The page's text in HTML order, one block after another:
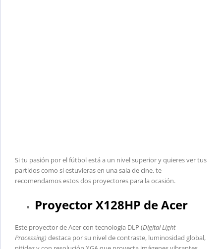
Si tu pasión por el fútbol está a un nivel superior y quieres ver tus
partidos como si estuvieras en una sala de cine, te
recomendamos estos dos proyectores para la ocasión.
Proyector X128HP de Acer
Este proyector de Acer con tecnología DLP (Digital Light
Processing) destaca por su nivel de contraste, luminosidad global,